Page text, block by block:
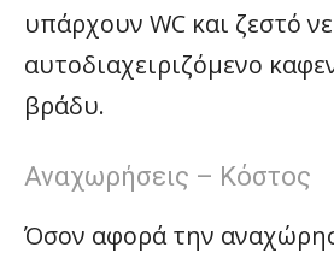
υπάρχουν WC και ζεστό
αυτοδιαχειριζόμενο
βράδυ.
Αναχωρήσεις – Κόστος
Όσον αφορά την